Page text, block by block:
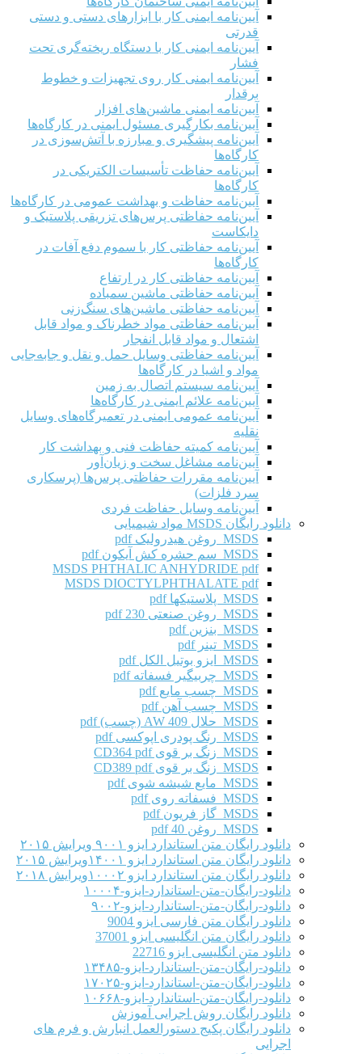
آیین‌نامه ایمنی کار با ابزارهای دستی و دستی
قدرتی
آیین‌نامه ایمنی کار با دستگاه ریخته‌گری تحت
فشار
آیین‌نامه ایمنی کار روی تجهیزات و خطوط
برقدار
آیین‌نامه ایمنی ماشین‌های افزار
آیین‌نامه بکارگیری مسئول ایمنی در کارگاه‌ها
آیین‌نامه پیشگیری و مبارزه با آتش‌سوزی در
کارگاه‌ها
آیین‌نامه حفاظت تأسیسات الکتریکی در
کارگاه‌ها
آیین‌نامه حفاظت و بهداشت عمومی در کارگاه‌ها
آیین‌نامه حفاظتی پرس‌های تزریقی پلاستیک و
دایکاست
آیین‌نامه حفاظتی کار با سموم دفع آفات در
کارگاه‌ها
آیین‌نامه حفاظتی کار در ارتفاع
آیین‌نامه حفاظتی ماشین سمباده
آیین‌نامه حفاظتی ماشین‌های سنگ‌زنی
آیین‌نامه حفاظتی مواد خطرناک و مواد قابل
اشتعال و مواد قابل انفجار
آیین‌نامه حفاظتی وسایل حمل و نقل و جابه‌جایی
مواد و اشیا در کارگاه‌ها
آیین‌نامه سیستم اتصال به زمین
آیین‌نامه علائم ایمنی در کارگاه‌ها
آیین‌نامه عمومی ایمنی در تعمیرگاه‌های وسایل
نقلیه
آیین‌نامه کمیته حفاظت فنی و بهداشت کار
آیین‌نامه مشاغل سخت و زیان‌آور
آیین‌نامه مقررات حفاظتی پرس‌ها (پرسکاری
سرد فلزات)
آیین‌نامه وسایل حفاظت فردی
دانلود رایگان MSDS مواد شیمیایی
MSDS روغن هیدرولیک pdf
MSDS سم حشره کش آیکون pdf
MSDS PHTHALIC ANHYDRIDE pdf
MSDS DIOCTYLPHTHALATE pdf
MSDS پلاستیکها pdf
MSDS روغن صنعتی 230 pdf
MSDS بنزین pdf
MSDS تینر pdf
MSDS ایزو بوتیل الکل pdf
MSDS چربیگیر فسفاته pdf
MSDS چسب مایع pdf
MSDS چسب آهن pdf
MSDS حلال AW 409 (چسب) pdf
MSDS رنگ پودری اپوکسی pdf
MSDS زنگ بر قوی CD364 pdf
MSDS زنگ بر قوی CD389 pdf
MSDS مایع شیشه شوی pdf
MSDS فسفاته روی pdf
MSDS گاز فریون pdf
MSDS روغن 40 pdf
دانلود رایگان متن استاندارد ایزو ۹۰۰۱ ویرایش ۲۰۱۵
دانلود رایگان متن استاندارد ایزو ۱۴۰۰۱ویرایش ۲۰۱۵
دانلود رایگان متن استاندارد ایزو ۱۰۰۰۲ویرایش ۲۰۱۸
دانلود-رایگان-متن-استاندارد-ایزو-۱۰۰۰۴
دانلود-رایگان-متن-استاندارد-ایزو-۹۰۰۲
دانلود رایگان متن فارسی ایزو 9004
دانلود رایگان متن انگلیسی ایزو 37001
دانلود متن انگلیسی ایزو 22716
دانلود-رایگان-متن-استاندارد-ایزو-۱۳۴۸۵
دانلود-رایگان-متن-استاندارد-ایزو-۱۷۰۲۵
دانلود-رایگان-متن-استاندارد-ایزو-۱۰۶۶۸
دانلود رایگان روش اجرایی آموزش
دانلود رایگان پکیج دستورالعمل انبارش و فرم های
اجرایی